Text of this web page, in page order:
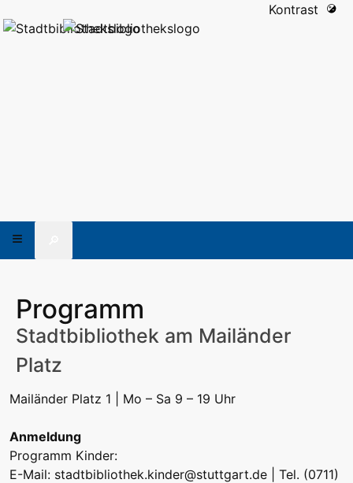
Kontrast
Programm
Stadtbibliothek am Mailänder
Platz
Mailänder Platz 1 | Mo – Sa 9 – 19 Uhr
Anmeldung
Programm Kinder:
E-Mail: stadtbibliothek.kinder@stuttgart.de | Tel. (0711)